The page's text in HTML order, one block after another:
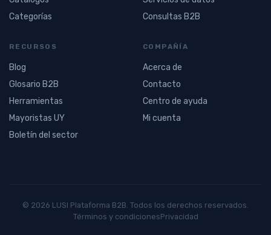
Categorías
Consultas B2B
RECURSOS
Blog
Glosario B2B
Herramientas
Mayoristas UY
Boletín del sector
COMPAÑÍA
Acerca de
Contacto
Centro de ayuda
Mi cuenta
© 2026 LUSI Plataforma B2B. Todos los derechos reservados.
Términos y condicionesPrivacidad